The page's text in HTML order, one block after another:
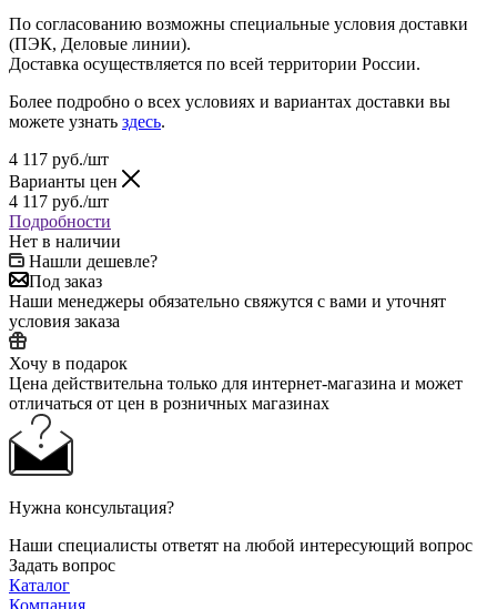
По согласованию возможны специальные условия доставки
(ПЭК, Деловые линии).
Доставка осуществляется по всей территории России.
Более подробно о всех условиях и вариантах доставки вы
можете узнать здесь.
4 117 руб./шт
Варианты цен
4 117 руб./шт
Подробности
Нет в наличии
Нашли дешевле?
Под заказ
Наши менеджеры обязательно свяжутся с вами и уточнят
условия заказа
Хочу в подарок
Цена действительна только для интернет-магазина и может
отличаться от цен в розничных магазинах
Нужна консультация?
Наши специалисты ответят на любой интересующий вопрос
Задать вопрос
Каталог
Компания